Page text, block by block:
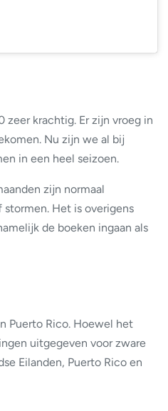
zeer krachtig. Er zijn vroeg in
Nu zijn we al bij
in een heel seizoen.
zijn normaal
Het is overigens
de boeken ingaan als
Puerto Rico. Hoewel het
uitgegeven voor zware
Eilanden, Puerto Rico en